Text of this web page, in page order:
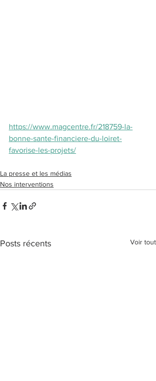
https://www.magcentre.fr/218759-la-
bonne-sante-financiere-du-loiret-
favorise-les-projets/
La presse et les médias
Nos interventions
Posts récents Voir tout